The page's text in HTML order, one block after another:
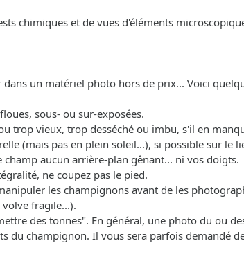
chimiques et de vues d'éléments
un matériel photo hors de prix... Voici
sous- ou sur-exposées.
trop vieux, trop desséché ou imbu, s'il en
(mais pas en plein soleil...), si possible sur
aucun arrière-plan gênant... ni vos doigts.
ne coupez pas le pied.
les champignons avant de les
fragile...).
des tonnes". En général, une photo du ou
du champignon. Il vous sera parfois demandé